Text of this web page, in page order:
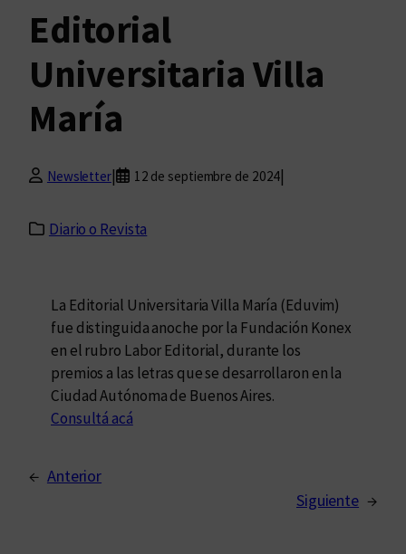
Editorial
Universitaria Villa
María
Newsletter| 12 de septiembre de 2024|
Diario o Revista
La Editorial Universitaria Villa María (Eduvim)
fue distinguida anoche por la Fundación Konex
en el rubro Labor Editorial, durante los
premios a las letras que se desarrollaron en la
Ciudad Autónoma de Buenos Aires.
Consultá acá
← Anterior
Siguiente →